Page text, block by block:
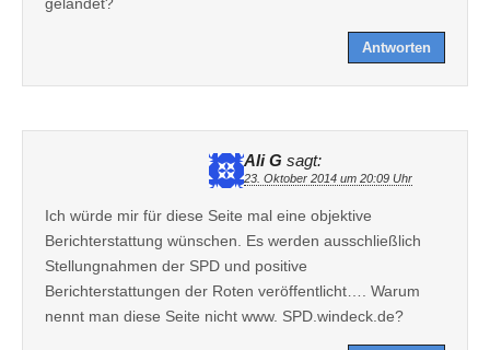
Antworten
Ali G sagt:
23. Oktober 2014 um 20:09 Uhr
Ich würde mir für diese Seite mal eine objektive
Berichterstattung wünschen. Es werden ausschließlich
Stellungnahmen der SPD und positive
Berichterstattungen der Roten veröffentlicht…. Warum
nennt man diese Seite nicht www. SPD.windeck.de?